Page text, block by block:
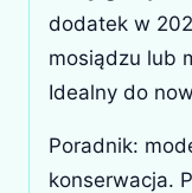
dodatek w
mosiądzu lub
Idealny do
Poradnik:
konserwacja.